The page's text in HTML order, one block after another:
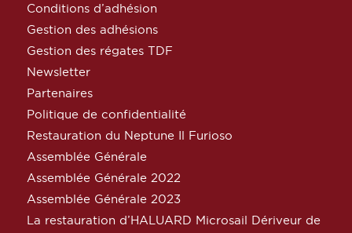
Conditions d’adhésion
Gestion des adhésions
Gestion des régates TDF
Newsletter
Partenaires
Politique de confidentialité
Restauration du Neptune Il Furioso
Assemblée Générale
Assemblée Générale 2022
Assemblée Générale 2023
La restauration d’HALUARD Microsail Dériveur de